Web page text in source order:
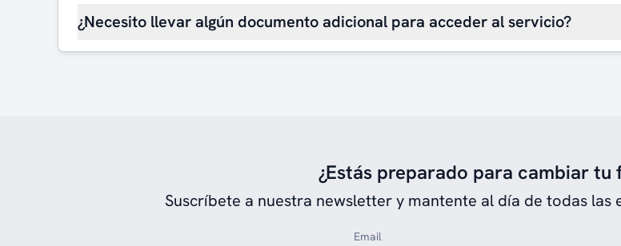
¿Necesito llevar algún documento adicional para acceder al servicio?
¿Estás preparado para cambiar tu
Suscríbete a nuestra newsletter y mantente al día de todas las
Email